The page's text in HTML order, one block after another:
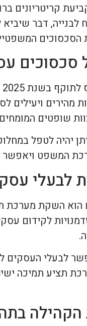
קריטריונים
דבר
הסכסוכים
מהירים ויעילים
שופטים
יהיה לטפל
המשפט ויאפשר
לבעלי
השקת מערכת
לקידום
לבעלי העסקים
תציע תמיכה